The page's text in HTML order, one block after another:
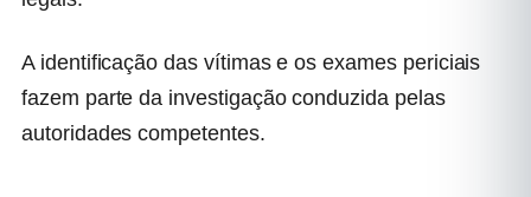
A identificação das vítimas e os exames periciais
fazem parte da investigação conduzida pelas
autoridades competentes.